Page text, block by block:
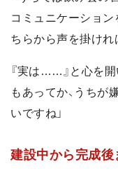
コミュニケーション
ちらから声を掛けれ
『実は……』と心を
もあってか、うちが
いですね」
建設中から完成